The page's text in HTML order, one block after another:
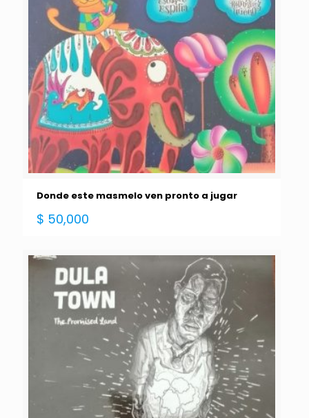
Donde este masmelo ven pronto a jugar
$ 50,000